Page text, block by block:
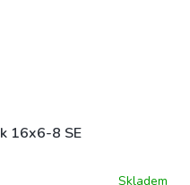
16x6-8 SE
Skladem